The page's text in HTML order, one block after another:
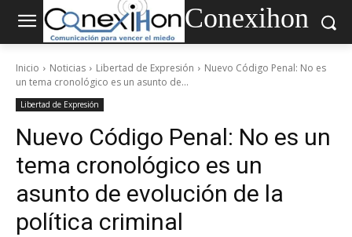
Conexihon
Inicio Noticias Libertad de Expresión
Nuevo Código Penal: No es
un tema cronológico es un asunto de...
Libertad de Expresión
Nuevo Código Penal: No es un
tema cronológico es un
asunto de evolución de la
política criminal